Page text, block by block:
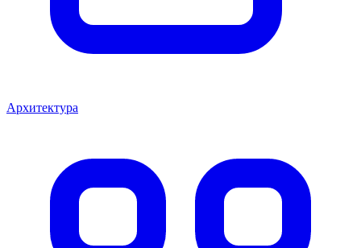
Архитектура